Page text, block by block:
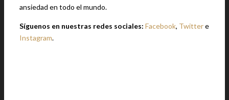
ansiedad en todo el mundo.
Síguenos en nuestras redes sociales: Facebook, Twittere
Instagram.